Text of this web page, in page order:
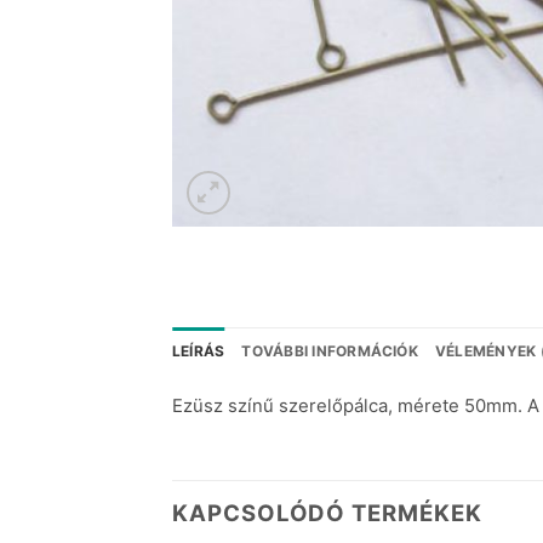
LEÍRÁS TOVÁBBI INFORMÁCIÓK VÉLEMÉNYEK
Ezüsz színű szerelőpálca, mérete 50mm.
KAPCSOLÓDÓ TERMÉKEK